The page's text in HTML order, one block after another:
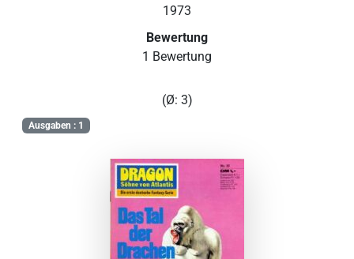
1973
Bewertung
1 Bewertung
(Ø: 3)
Ausgaben : 1